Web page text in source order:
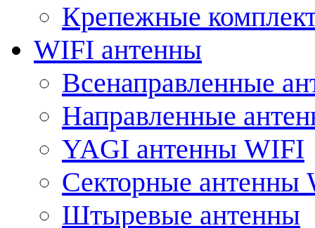
Крепежные
WIFI антенны
Всенаправленные
Направленные
YAGI антенны WIFI
Секторные антенны
Штыревые антенны